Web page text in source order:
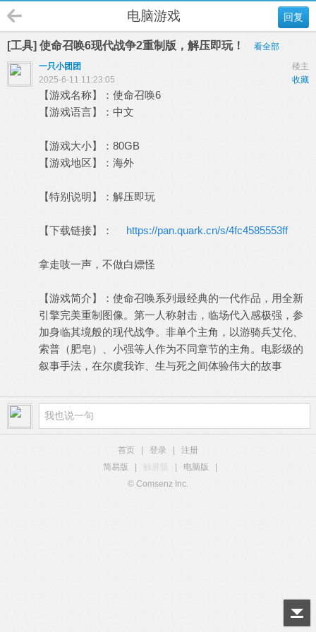
回复
电脑游戏
[工具] 使命召唤6现代战争2重制版，解压即玩！
看全部
楼主
一只小团团
收藏
2025-6-11 11:23:05
【游戏名称】：使命召唤6
【游戏语言】：中文
【游戏大小】：80GB
【游戏地区】：海外
【特别说明】：解压即玩
【下载链接】： https://pan.quark.cn/s/4fc4585553ff
拿走吱一声，不做白嫖怪
【游戏简介】：使命召唤系列最经典的一代作品，用全新
引擎完美重制图像。第一人称射击，临场代入感极强，参
加身临其境般的现代战争。非单个主角，以游骑兵艾伦、
索普（肥皂）、小强等人作为不同章节的主角。电影级的
叙事手法，在尔虞我诈、生与死之间体验伟大的故事
首页 登录
注册
简易版
触屏版 电脑版
© Comsenz Inc.